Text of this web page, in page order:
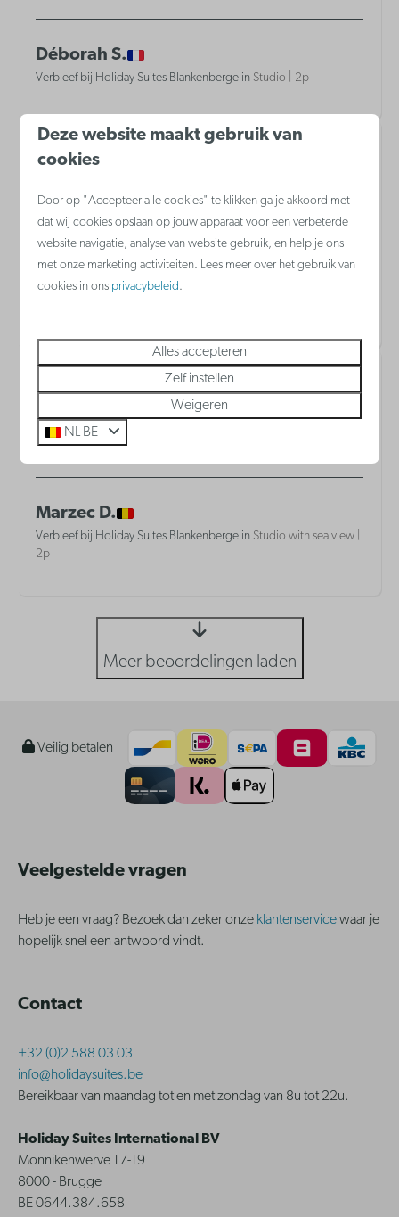
Déborah S.
Verbleef bij Holiday Suites Blankenberge in Studio | 2p
9,6
Goed gelegen. Zeer proper
Ann J.
Verbleef in december 2025
Alles
Marzec D.
Verbleef bij Holiday Suites Blankenberge in Studio with sea view |
2p
Meer beoordelingen laden
Veilig betalen
Veelgestelde vragen
Heb je een vraag? Bezoek dan zeker onze klantenservicewaar je
hopelijk snel een antwoord vindt.
Contact
+32 (0)2 588 03 03
info@holidaysuites.be
Bereikbaar van maandag tot en met zondag van 8u tot 22u.
Holiday Suites International BV
Monnikenwerve 17-19
8000 - Brugge
BE 0644.384.658
Deze website maakt gebruik van
cookies
Door op "Accepteer alle cookies" te klikken ga je akkoord met
dat wij cookies opslaan op jouw apparaat voor een verbeterde
website navigatie, analyse van website gebruik, en help je ons
met onze marketing activiteiten. Lees meer over het gebruik van
cookies in ons privacybeleid.
Alles accepteren
Zelf instellen
Weigeren
NL-BE